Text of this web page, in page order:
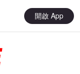
開啟 App